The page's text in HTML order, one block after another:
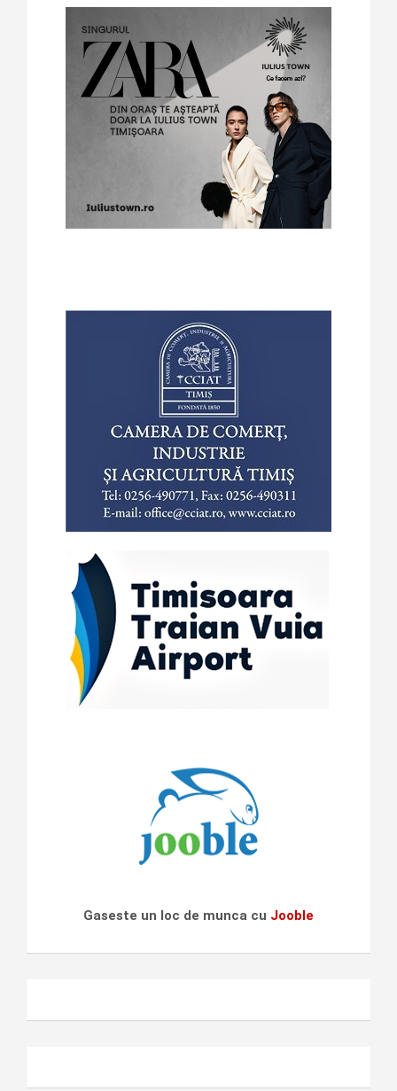
Gaseste un loc de munca cu Jooble